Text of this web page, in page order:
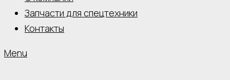
Запчасти для спецтехники
Контакты
Menu